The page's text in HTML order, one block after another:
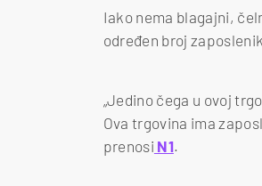
Iako nema blagajni,
određen broj
„Jedino čega u ovoj
Ova trgovina ima
prenosi N1.